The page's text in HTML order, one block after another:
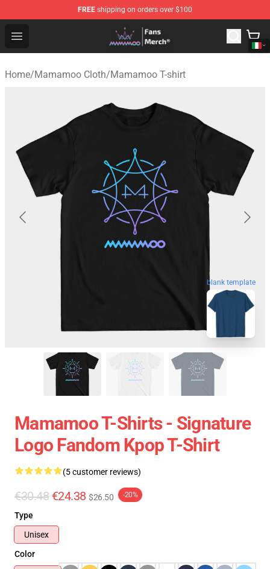
FREE shipping on orders over $100
Open menu
Mamamoo Store - Official Mamamoo Merchandise Shop
Home/Mamamoo Cloth/Mamamoo T-shirt
blank template
Mamamoo T-Shirts - Signature
Logo Fandom Kpop T-Shirt
(5 customer reviews)
€30.48 €24.38 $26.50 -20%
Type
Unisex
Color